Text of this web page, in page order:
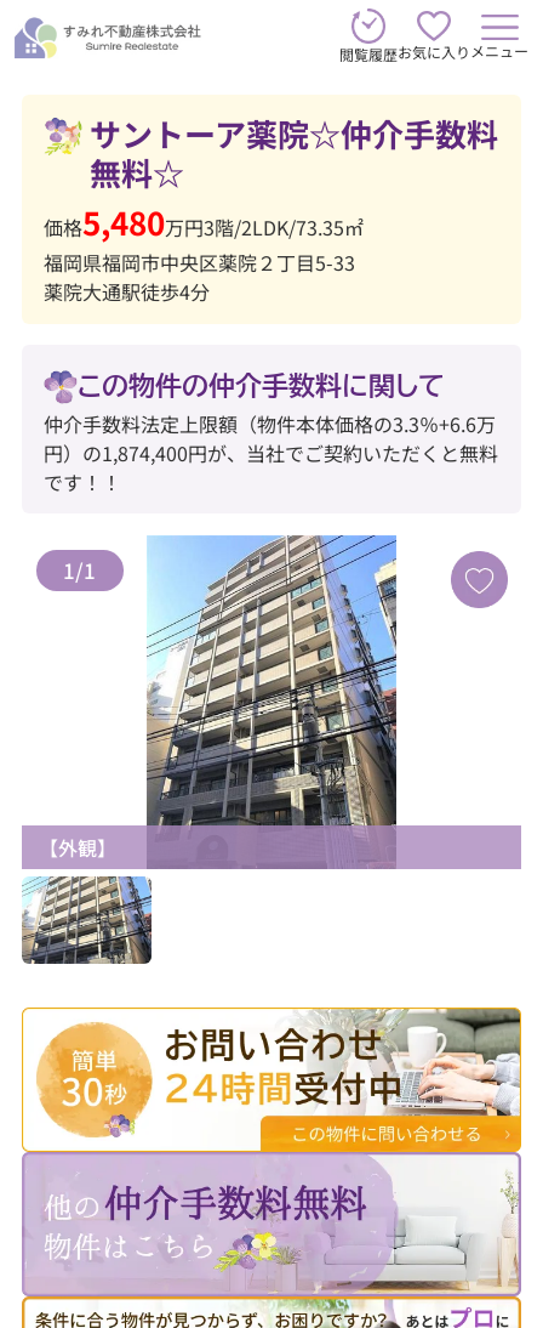
閲覧履歴お気に入り メニュー
サントーア薬院☆仲介手数料
無料☆
価格5,480万円3階/2LDK/73.35㎡
福岡県福岡市中央区薬院２丁目5-33
薬院大通駅徒歩4分
この物件の仲介手数料に関して
仲介手数料法定上限額（物件本体価格の3.3％+6.6万
円）の1,874,400円が、当社でご契約いただくと無料
です！！
1/1
【外観】